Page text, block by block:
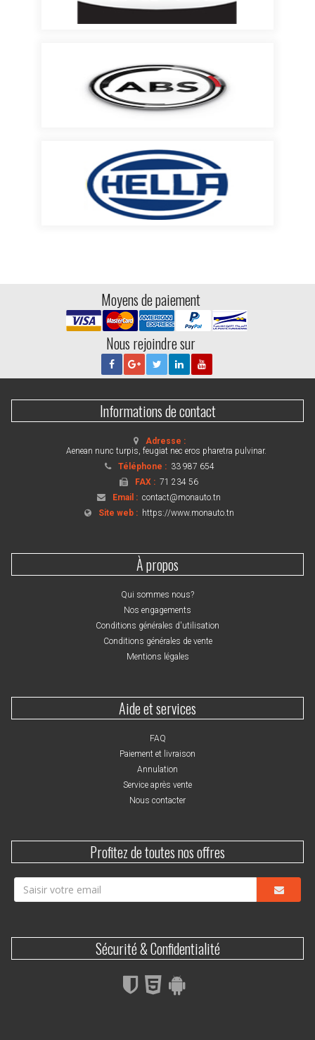
Moyens de paiement
Nous rejoindre sur
Informations de contact
Adresse :
Aenean nunc turpis, feugiat nec eros pharetra pulvinar.
Téléphone : 33 987 654
FAX :71 234 56
Email :contact@monauto.tn
Site web : https://www.monauto.tn
À propos
Qui sommes nous?
Nos engagements
Conditions générales d'utilisation
Conditions générales de vente
Mentions légales
Aide et services
FAQ
Paiement et livraison
Annulation
Service après vente
Nous contacter
Profitez de toutes nos offres
Sécurité & Confidentialité